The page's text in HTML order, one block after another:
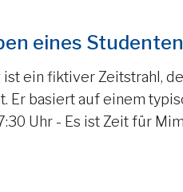
eines Studenten
ein fiktiver Zeitstrahl,
Er basiert auf einem
Uhr - Es ist Zeit für